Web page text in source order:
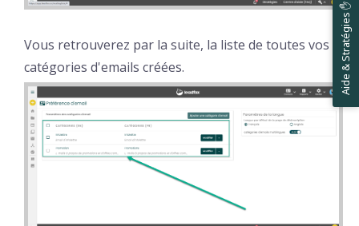
Vous retrouverez par la suite, la liste de toutes vos
catégories d'emails créées.
Aide & Stratégies ✋